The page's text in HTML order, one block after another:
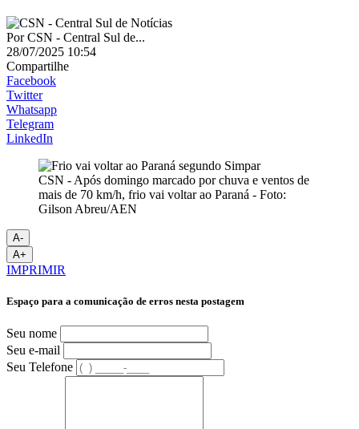
PorCSN - Central Sul de...
28/07/2025 10:54
Compartilhe
Facebook
Twitter
Whatsapp
Telegram
LinkedIn
CSN - Após domingo marcado por chuva e ventos de
mais de 70 km/h, frio vai voltar ao Paraná - Foto:
Gilson Abreu/AEN
A-
A+
IMPRIMIR
Espaço para a comunicação de erros nesta postagem
Seu nome
Seu e-mail
Seu Telefone